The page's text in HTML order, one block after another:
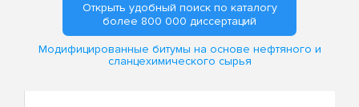
Открыть удобный поиск по каталогу
более 800 000 диссертаций
Модифицированные битумы на основе нефтяного и
сланцехимического сырья